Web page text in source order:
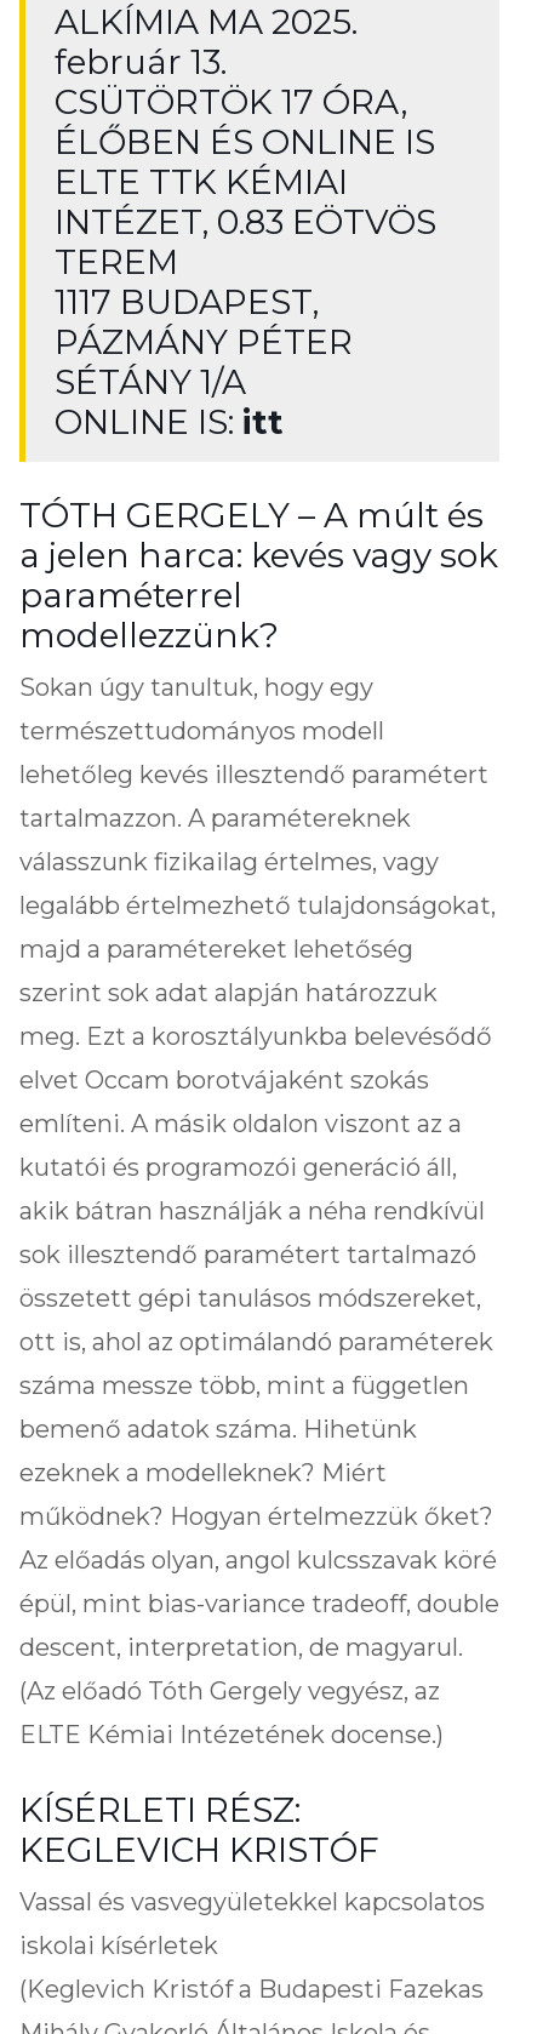
ALKÍMIA MA 2025.
február 13.
CSÜTÖRTÖK 17 ÓRA,
ÉLŐBEN ÉS ONLINE IS
ELTE TTK KÉMIAI
INTÉZET, 0.83 EÖTVÖS
TEREM
1117 BUDAPEST,
PÁZMÁNY PÉTER
SÉTÁNY 1/A
ONLINE IS: itt
TÓTH GERGELY – A múlt és
a jelen harca: kevés vagy sok
paraméterrel
modellezzünk?
Sokan úgy tanultuk, hogy egy
természettudományos modell
lehetőleg kevés illesztendő paramétert
tartalmazzon. A paramétereknek
válasszunk fizikailag értelmes, vagy
legalább értelmezhető tulajdonságokat,
majd a paramétereket lehetőség
szerint sok adat alapján határozzuk
meg. Ezt a korosztályunkba belevésődő
elvet Occam borotvájaként szokás
említeni. A másik oldalon viszont az a
kutatói és programozói generáció áll,
akik bátran használják a néha rendkívül
sok illesztendő paramétert tartalmazó
összetett gépi tanulásos módszereket,
ott is, ahol az optimálandó paraméterek
száma messze több, mint a független
bemenő adatok száma. Hihetünk
ezeknek a modelleknek? Miért
működnek? Hogyan értelmezzük őket?
Az előadás olyan, angol kulcsszavak köré
épül, mint bias-variance tradeoff, double
descent, interpretation, de magyarul.
(Az előadó Tóth Gergely vegyész, az
ELTE Kémiai Intézetének docense.)
KÍSÉRLETI RÉSZ:
KEGLEVICH KRISTÓF
Vassal és vasvegyületekkel kapcsolatos
iskolai kísérletek
(Keglevich Kristóf a Budapesti Fazekas